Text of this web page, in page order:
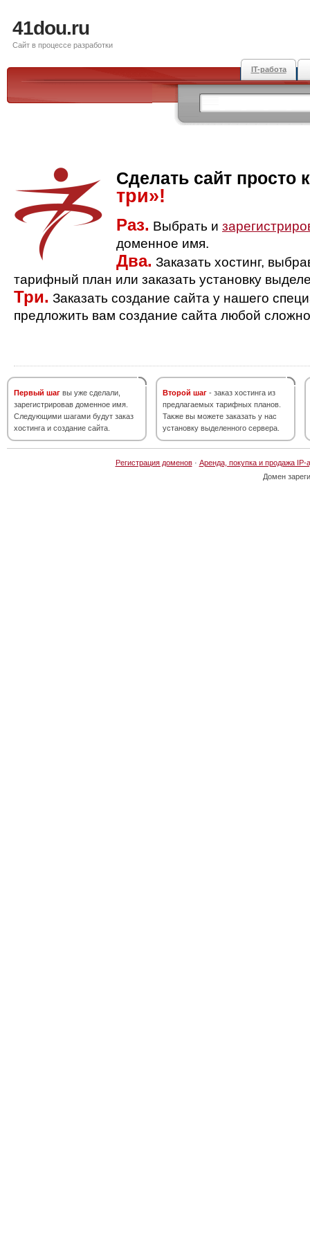
41dou.ru
Сайт в процессе разработки
IT-работа
Сделать сайт просто
три»!
Раз. Выбрать и
доменное имя.
Два. Заказать хостинг,
тарифный план или заказать установку
Три. Заказать создание сайта у нашего
предложить вам создание сайта любой
Первый шаг вы уже сделали,
зарегистрировав доменное имя.
Следующими шагами будут заказ
хостинга и создание сайта.
Второй шаг - заказ хостинга из
предлагаемых тарифных планов.
Также вы можете заказать у нас
установку выделенного сервера.
Регистрация доменов· Аренда, покупка и продажа IP-
Домен